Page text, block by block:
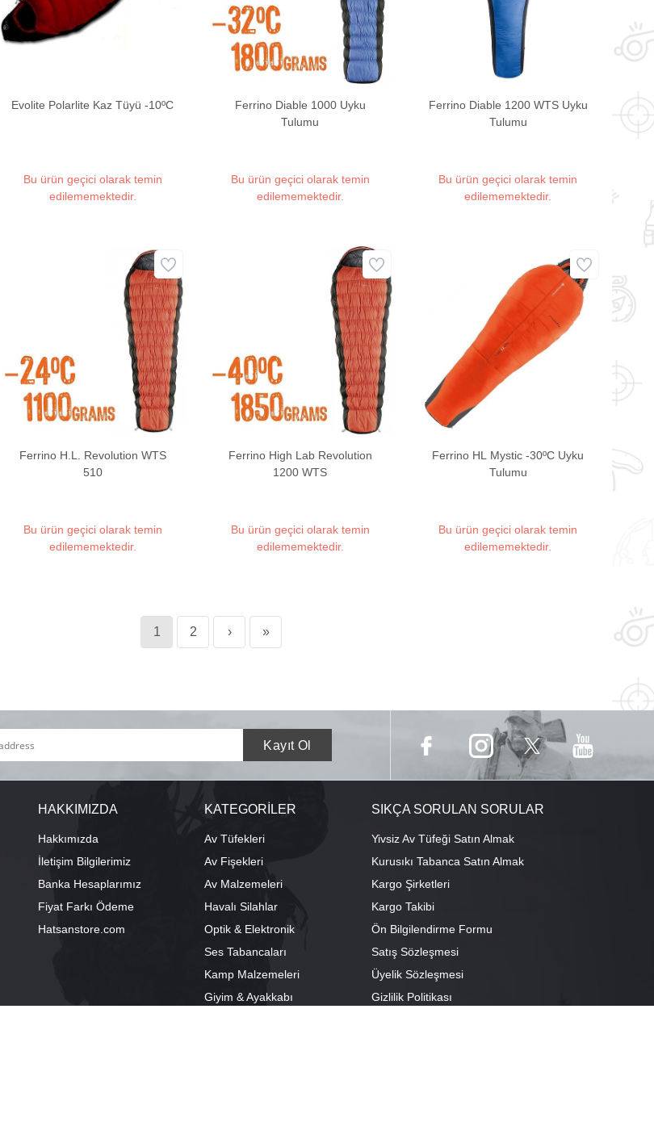
Evolite Polarlite Kaz Tüyü -10ºC
Bu ürün geçici olarak temin
edilememektedir.
Ferrino Diable 1000 Uyku
Tulumu
Bu ürün geçici olarak temin
edilememektedir.
Ferrino Diable 1200 WTS Uyku
Tulumu
Bu ürün geçici olarak temin
edilememektedir.
Ferrino H.L. Revolution WTS
510
Bu ürün geçici olarak temin
edilememektedir.
Ferrino High Lab Revolution
1200 WTS
Bu ürün geçici olarak temin
edilememektedir.
Ferrino HL Mystic -30ºC Uyku
Tulumu
Bu ürün geçici olarak temin
edilememektedir.
1 2 › »
HAKKIMIZDA
Hakkımızda
İletişim Bilgilerimiz
Banka Hesaplarımız
Fiyat Farkı Ödeme
Hatsanstore.com
KATEGORİLER
Av Tüfekleri
Av Fişekleri
Av Malzemeleri
Havalı Silahlar
Optik & Elektronik
Ses Tabancaları
Kamp Malzemeleri
Giyim & Ayakkabı
SIKÇA SORULAN SORULAR
Yivsiz Av Tüfeği Satın Almak
Kurusıkı Tabanca Satın Almak
Kargo Şirketleri
Kargo Takibi
Ön Bilgilendirme Formu
Satış Sözleşmesi
Üyelik Sözleşmesi
Gizlilik Politikası